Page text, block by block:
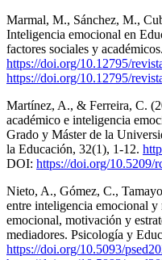
Marmal, M., Sánchez, M.,
Inteligencia emocional en
factores sociales y
https://doi.org/10.12795/
https://doi.org/10.12795/
Martínez, A., & Ferreira, C.
académico e inteligencia
Grado y Máster de la
la Educación, 32(1), 1-12.
DOI: https://doi.org/10.5209/
Nieto, A., Gómez, C.,
entre inteligencia emocional
emocional, motivación y
mediadores. Psicología y
https://doi.org/10.5093/